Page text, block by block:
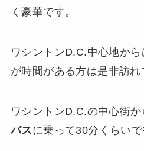
く豪華です。
ワシントンD.C.中心地か
が時間がある方は是非訪れ
ワシントンD.C.の中心街か
バスに乗って30分くらいで